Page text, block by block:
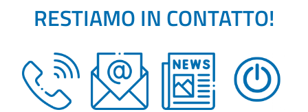
RESTIAMO IN CONTATTO!